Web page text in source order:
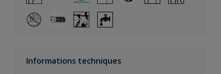
Informations techniques